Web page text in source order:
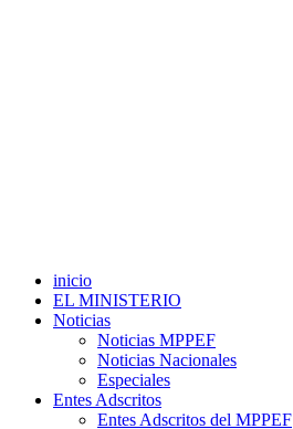
inicio
EL MINISTERIO
Noticias
Noticias MPPEF
Noticias Nacionales
Especiales
Entes Adscritos
Entes Adscritos del MPPEF